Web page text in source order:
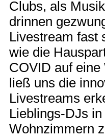
Clubs, als
drinnen
Livestream fast
wie die
COVID auf
ließ uns die
Livestreams
Lieblings-DJs in
Wohnzimmern